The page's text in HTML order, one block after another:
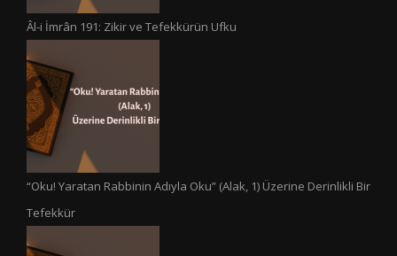
Âl-i İmrân 191: Zikir ve Tefekkürün Ufku
“Oku! Yaratan Rabbinin Adıyla Oku” (Alak, 1) Üzerine Derinlikli Bir
Tefekkür